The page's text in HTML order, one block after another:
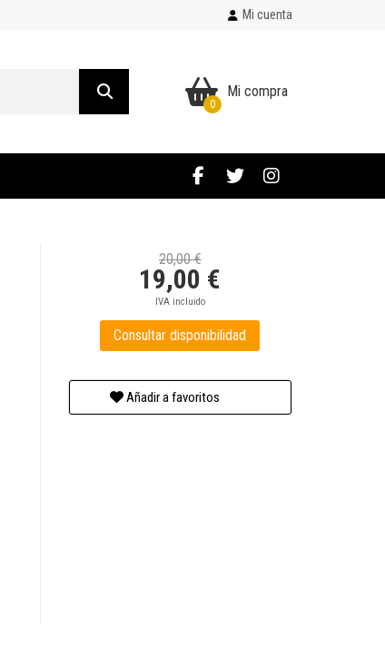
Mi cuenta
Mi compra
0
20,00 €
19,00 €
IVA incluido
Consultar disponibilidad
Añadir a favoritos